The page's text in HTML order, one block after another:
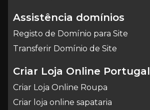
Assistência domínios
Registo de Domínio para Site
Transferir Domínio de Site
Criar Loja Online Portugal
Criar Loja Online Roupa
Criar loja online sapataria